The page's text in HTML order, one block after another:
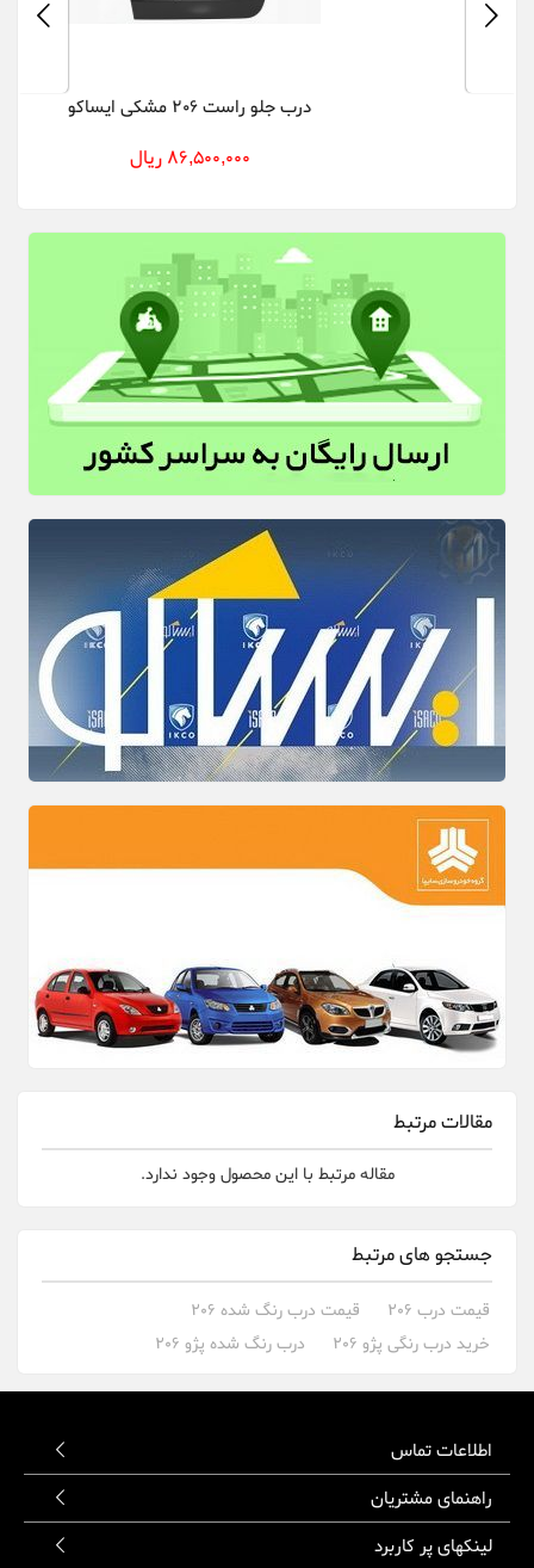
درب جلو راست 206 مشکی ایساکو
86,500,000 ریال
مقالات مرتبط
مقاله مرتبط با این محصول وجود ندارد.
جستجو های مرتبط
قیمت درب 206
قیمت درب رنگ شده 206
خرید درب رنگی پژو 206
درب رنگ شده پژو 206
اطلاعات تماس
راهنمای مشتریان
لینکهای پر کاربرد